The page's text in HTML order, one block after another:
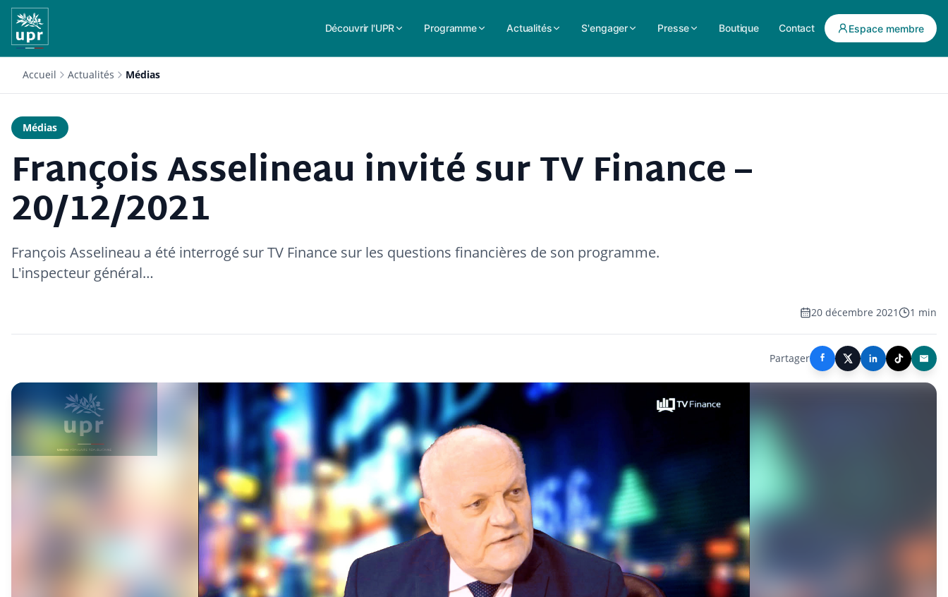
Découvrir l'UPR Programme Actualités S'engager Presse Boutique Contact Espace membre
Accueil Actualités Médias
Médias
François Asselineau invité sur TV Finance –
20/12/2021
François Asselineau a été interrogé sur TV Finance sur les questions financières de son programme.
L'inspecteur général…
20 décembre 2021 1 min
Partager